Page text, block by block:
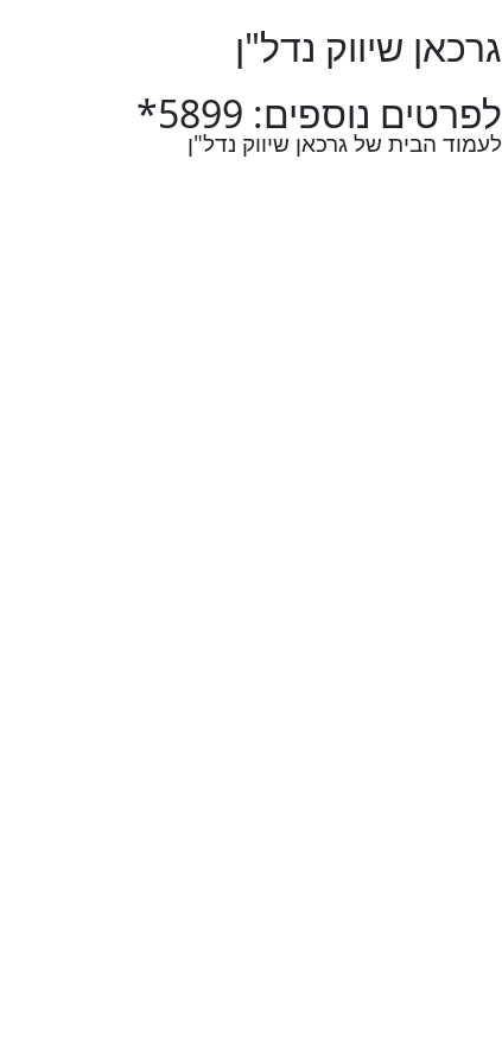
גרכאן שיווק נדל"ן
לפרטים נוספים: 5899*
לעמוד הבית של גרכאן שיווק נדל"ן